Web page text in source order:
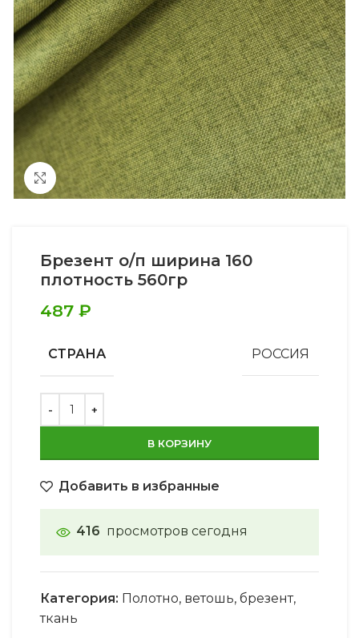
Увеличить
Брезент о/п ширина 160
плотность 560гр
487 ₽
СТРАНА РОССИЯ
В КОРЗИНУ
Добавить в избранные
416 просмотров сегодня
Категория: Полотно, ветошь, брезент,
ткань